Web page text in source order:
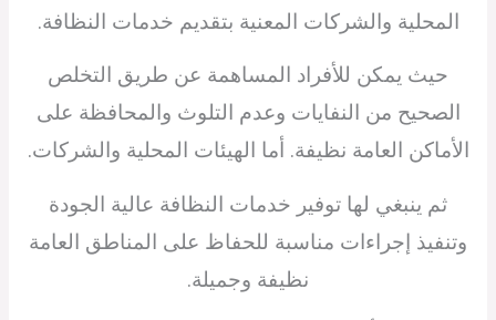
المحلية والشركات المعنية بتقديم خدمات النظافة.
حيث يمكن للأفراد المساهمة عن طريق التخلص
الصحيح من النفايات وعدم التلوث والمحافظة على
الأماكن العامة نظيفة. أما الهيئات المحلية والشركات.
ثم ينبغي لها توفير خدمات النظافة عالية الجودة
وتنفيذ إجراءات مناسبة للحفاظ على المناطق العامة
نظيفة وجميلة.